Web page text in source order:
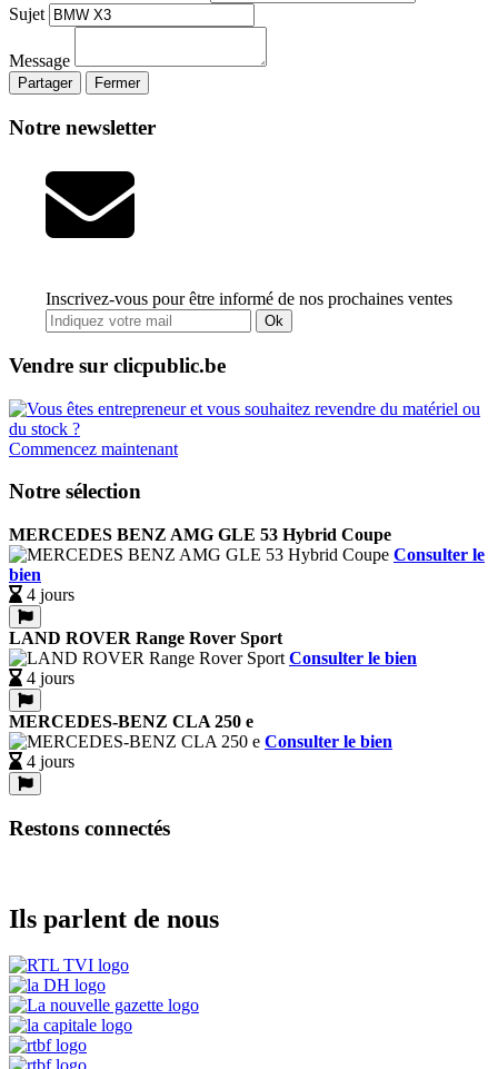
Sujet
Message
Partager Fermer
Notre newsletter
Inscrivez-vous pour être informé de nos prochaines ventes
Ok
Vendre sur clicpublic.be
Commencez maintenant
Notre sélection
MERCEDES BENZ AMG GLE 53 Hybrid Coupe
Consulter le
bien
4 jours
LAND ROVER Range Rover Sport
Consulter le bien
4 jours
MERCEDES-BENZ CLA 250 e
Consulter le bien
4 jours
Restons connectés
Ils parlent de nous